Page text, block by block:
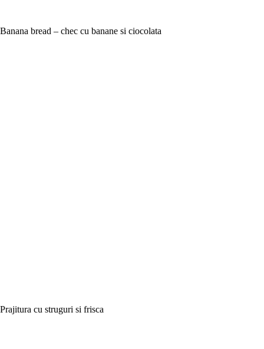
Banana bread – chec cu banane si ciocolata
Prajitura cu struguri si frisca